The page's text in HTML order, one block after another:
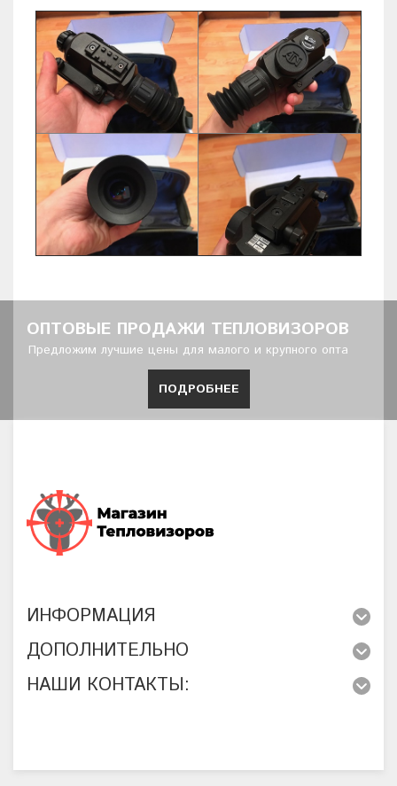
ОПТОВЫЕ ПРОДАЖИ ТЕПЛОВИЗОРОВ
Предложим лучшие цены для малого и крупного опта
ПОДРОБНЕЕ
ИНФОРМАЦИЯ
ДОПОЛНИТЕЛЬНО
НАШИ КОНТАКТЫ: